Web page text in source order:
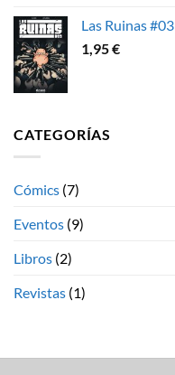
Las Ruinas #03
1,95€
CATEGORÍAS
Cómics (7)
Eventos (9)
Libros (2)
Revistas (1)